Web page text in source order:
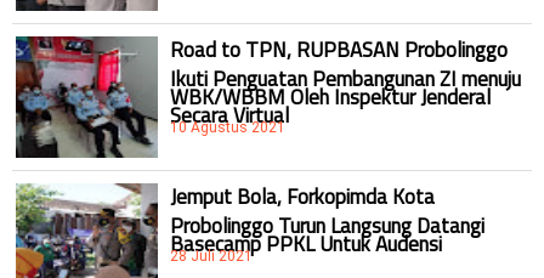
Road to TPN, RUPBASAN Probolinggo
Ikuti Penguatan Pembangunan ZI menuju
WBK/WBBM Oleh Inspektur Jenderal
Secara Virtual
10 Agustus 2021
Jemput Bola, Forkopimda Kota
Probolinggo Turun Langsung Datangi
Basecamp PPKL Untuk Audensi
28 Juli 2021